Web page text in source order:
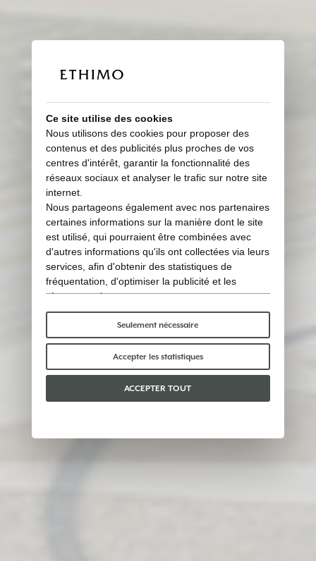
Inspiré par la nature
Conçu pour la vie en plein air
Ce site utilise des cookies
Nous utilisons des cookies pour proposer des
contenus et des publicités plus proches de vos
centres d'intérêt, garantir la fonctionnalité des
réseaux sociaux et analyser le trafic sur notre site
internet.
Nous partageons également avec nos partenaires
certaines informations sur la manière dont le site
est utilisé, qui pourraient être combinées avec
d'autres informations qu'ils ont collectées via leurs
services, afin d'obtenir des statistiques de
fréquentation, d'optimiser la publicité et les
réseaux sociaux.
Certains cookies « techniques » sont
indispensables au bon fonctionnement du site et
ne traitent ni ne partagent aucune donnée
personnelle avec des tiers. Pour en savoir plus,
vous pouvez consulter notrepolitique en matière
Veuillez choisir les cookies que vous acceptez :
Seulement nécessaire
Accepter les statistiques
ACCEPTER TOUT